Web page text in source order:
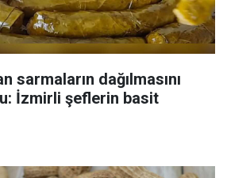
sarmaların dağılmasını
İzmirli şeflerin basit